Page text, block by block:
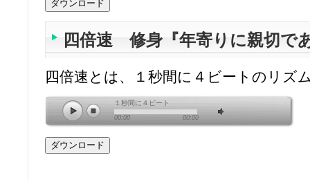
四倍速 修身『年寄りに親切で
四倍速とは、１秒間に４ビートのリズ
00:00 00:00
１秒間に４ビート